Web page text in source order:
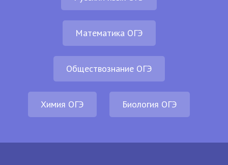
Математика ОГЭ
Обществознание ОГЭ
Химия ОГЭ Биология ОГЭ